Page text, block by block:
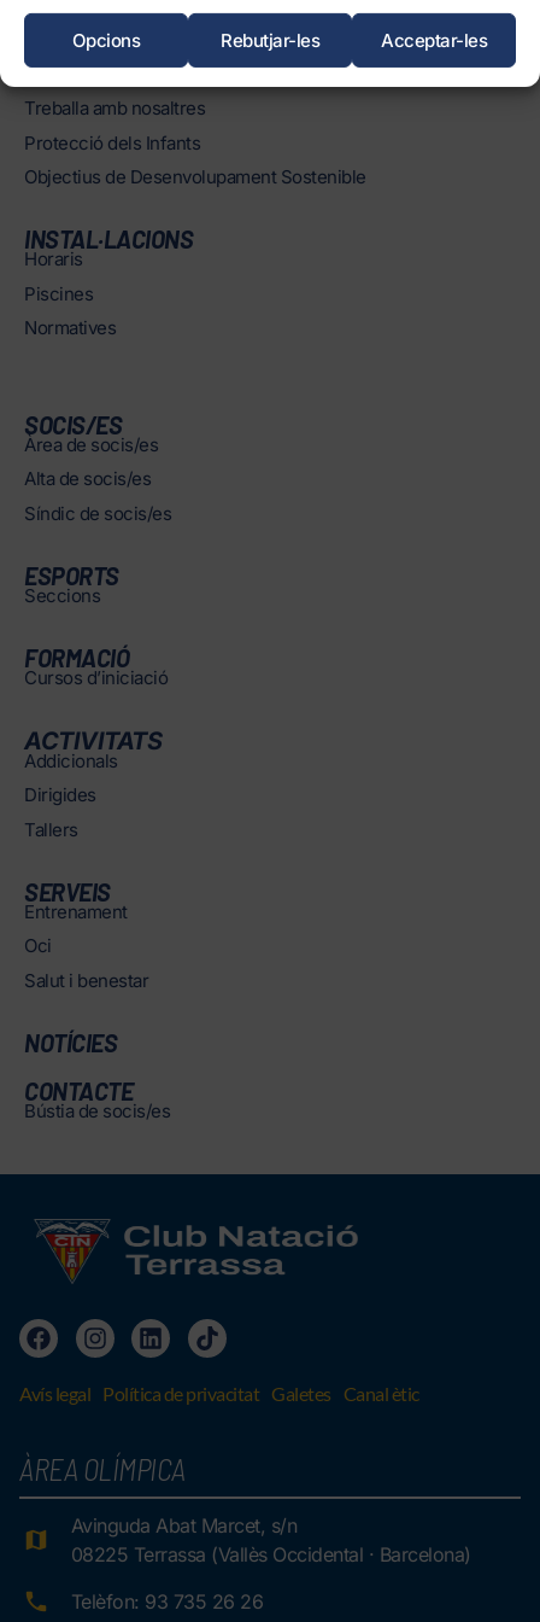
Acceptar-les
Rebutjar-les
Opcions
Òrgans
Informació corporativa i transparència
Treballa amb nosaltres
Protecció dels Infants
Objectius de Desenvolupament Sostenible
INSTAL·LACIONS
Horaris
Piscines
Normatives
SOCIS/ES
Àrea de socis/es
Alta de socis/es
Síndic de socis/es
ESPORTS
Seccions
FORMACIÓ
Cursos d’iniciació
ACTIVITATS
Addicionals
Dirigides
Tallers
SERVEIS
Entrenament
Oci
Salut i benestar
NOTÍCIES
CONTACTE
Bústia de socis/es
Avís legal Política de privacitat Galetes Canal ètic
ÀREA OLÍMPICA
Avinguda Abat Marcet, s/n
08225 Terrassa (Vallès Occidental · Barcelona)
Telèfon: 93 735 26 26